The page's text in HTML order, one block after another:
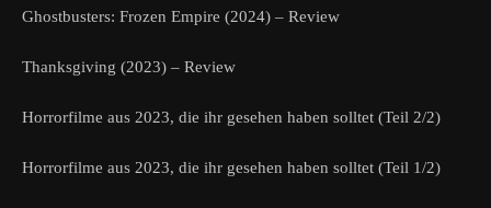
Ghostbusters: Frozen Empire (2024) – Review
Thanksgiving (2023) – Review
Horrorfilme aus 2023, die ihr gesehen haben solltet (Teil 2/2)
Horrorfilme aus 2023, die ihr gesehen haben solltet (Teil 1/2)